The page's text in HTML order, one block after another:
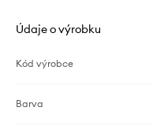
Údaje o výrobku
Kód výrobce
Barva